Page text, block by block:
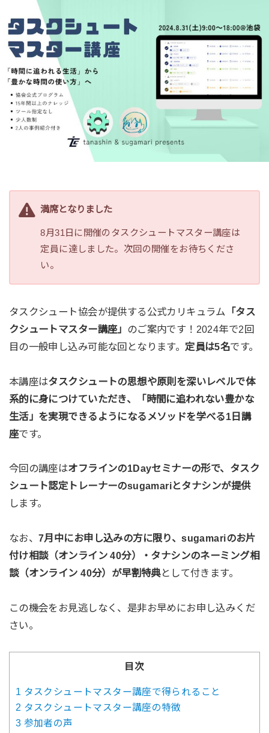
満席となりました
8月31日に開催のタスクシュートマスター講座は
定員に達しました。次回の開催をお待ちくださ
い。
タスクシュート協会が提供する公式カリキュラム
「タス
クシュートマスター講座」 のご案内です！2024年で2回
目の一般申し込み可能な回となります。 定員は5名です。
本講座はタスクシュートの思想や原則を深いレベルで体
系的に身につけていただき、「時間に追われない豊かな
生活」を実現できるようになるメソッドを学べる1日講
座です。
今回の講座はオフラインの1Dayセミナーの形で、タスク
シュート認定トレーナーのsugamariとタナシンが提供
します。
なお、7月中にお申し込みの方に限り、sugamariのお片
付け相談（オンライン 40分）・タナシンのネーミング相
談（オンライン 40分）が早割特典として付きます。
この機会をお見逃しなく、是非お早めにお申し込みくだ
さい。
目次
1 タスクシュートマスター講座で得られること
2 タスクシュートマスター講座の特徴
3 参加者の声